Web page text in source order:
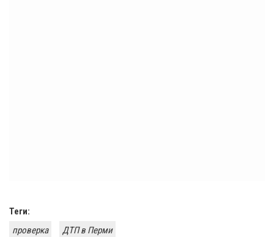
Теги:
проверка
ДТП в Перми